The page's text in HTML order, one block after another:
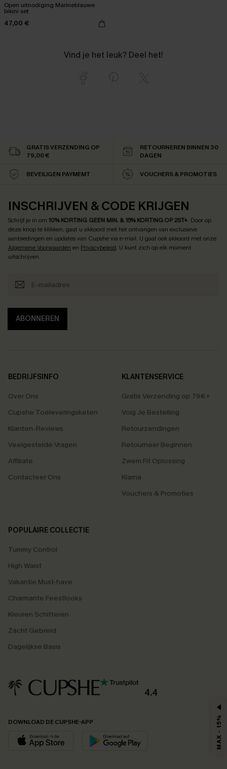
Open uitnodiging Marineblauwe
bikini set
47,00 €
Vind je het leuk? Deel het!
GRATIS VERZENDING OP
79,00 €
RETOURNEREN BINNEN 30
DAGEN
BEVEILIGEN PAYMEMT VOUCHERS & PROMOTIES
INSCHRIJVEN & CODE KRIJGEN
Schrijf je in om 10% KORTING GEEN MIN. & 15% KORTING OP 2ST+. Door op
deze knop te klikken, gaat u akkoord met het ontvangen van exclusieve
aanbiedingen en updates van Cupshe via e-mail. U gaat ook akkoord met onze
Algemene Voorwaarden en Privacybeleid. U kunt zich op elk moment
uitschrijven.
ABONNEREN
BEDRIJFSINFO
Over Ons
Cupshe Toeleveringsketen
Klanten-Reviews
Veelgestelde Vragen
Affiliate
Contacteer Ons
KLANTENSERVICE
Gratis Verzending op 79€+
Volg Je Bestelling
Retourzendingen
Retourneer Beginnen
Zwem Fit Oplossing
Klarna
Vouchers & Promoties
POPULAIRE COLLECTIE
Tummy Control
High Waist
Vakantie Must-have
Charmante Feestlooks
Kleuren Schitteren
Zacht Gebreid
Dagelijkse Basis
4.4
DOWNLOAD DE CUPSHE-APP MAX - 15%